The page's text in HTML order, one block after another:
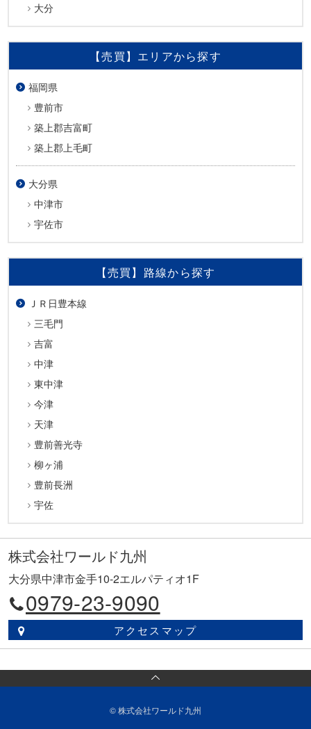
大分
【売買】エリアから探す
福岡県
豊前市
築上郡吉富町
築上郡上毛町
大分県
中津市
宇佐市
【売買】路線から探す
ＪＲ日豊本線
三毛門
吉富
中津
東中津
今津
天津
豊前善光寺
柳ヶ浦
豊前長洲
宇佐
株式会社ワールド九州
大分県中津市金手10-2エルパティオ1F
0979-23-9090
アクセスマップ
© 株式会社ワールド九州